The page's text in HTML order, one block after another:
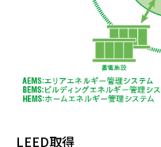
LEED取得